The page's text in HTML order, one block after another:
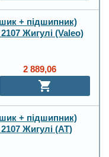
+ підшипник)
Жигулі (Valeo)
2 889,06
+ підшипник)
Жигулі (АТ)